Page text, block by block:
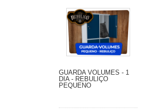
GUARDA VOLUMES - 1
DIA - REBULIÇO
PEQUENO